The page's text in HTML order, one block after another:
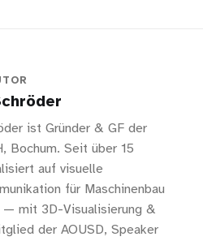
ist Gründer & GF der
Bochum. Seit über 15
auf visuelle
für Maschinenbau
— mit 3D-Visualisierung &
der AOUSD, Speaker